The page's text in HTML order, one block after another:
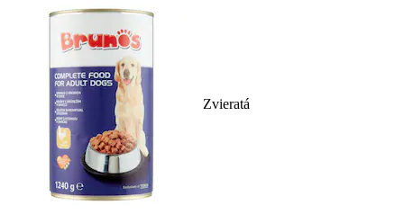
Zvieratá